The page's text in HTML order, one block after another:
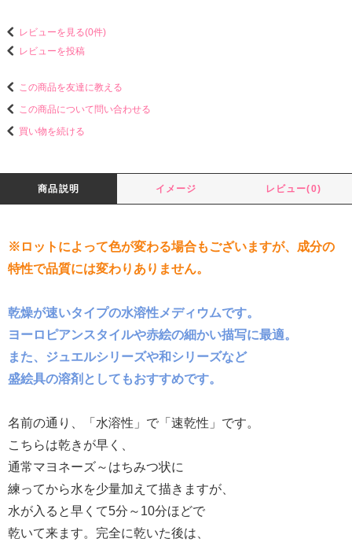
レビューを見る(0件)
レビューを投稿
この商品を友達に教える
この商品について問い合わせる
買い物を続ける
商品説明 イメージ レビュー(0)
※ロットによって色が変わる場合もございますが、成分の
特性で品質には変わりありません。
乾燥が速いタイプの水溶性メディウムです。
ヨーロピアンスタイルや赤絵の細かい描写に最適。
また、ジュエルシリーズや和シリーズなど
盛絵具の溶剤としてもおすすめです。
名前の通り、「水溶性」で「速乾性」です。
こちらは乾きが早く、
通常マヨネーズ～はちみつ状に
練ってから水を少量加えて描きますが、
水が入ると早くて5分～10分ほどで
乾いて来ます。完全に乾いた後は、